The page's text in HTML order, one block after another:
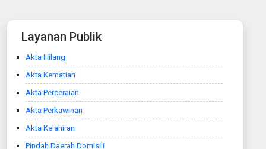
Layanan Publik
Akta Hilang
Akta Kematian
Akta Perceraian
Akta Perkawinan
Akta Kelahiran
Pindah Daerah Domisili